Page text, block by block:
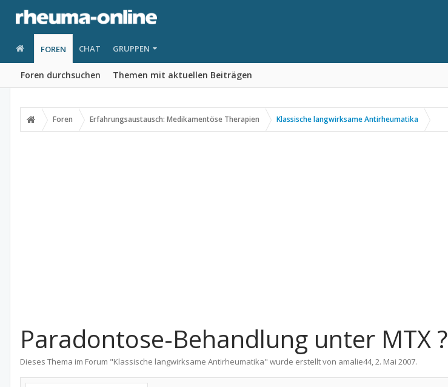
FOREN
Foren durchsuchen Themen mit aktuellen Beiträgen
CHAT GRUPPEN
Foren Erfahrungsaustausch: Medikamentöse Therapien Klassische langwirksame Antirheumatika
Paradontose-Behandlung unter MTX ?
Dieses Thema im Forum "Klassische langwirksame Antirheumatika" wurde erstellt von amalie44,2. Mai 2007.